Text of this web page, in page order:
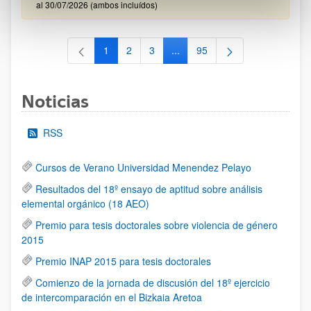
al 30/07/2026 (ambos incluídos)
Página
1 Página
2 Página
3 ...Páginas intermedias Use TAB
Página
95
Noticias
RSS
Cursos de Verano Universidad Menendez Pelayo
Resultados del 18º ensayo de aptitud sobre análisis
elemental orgánico (18 AEO)
Premio para tesis doctorales sobre violencia de género
2015
Premio INAP 2015 para tesis doctorales
Comienzo de la jornada de discusión del 18º ejercicio
de intercomparación en el Bizkaia Aretoa